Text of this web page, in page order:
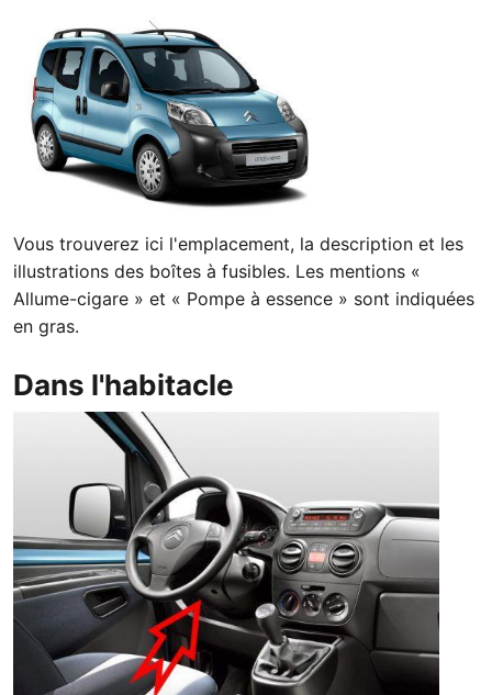
Vous trouverez ici l'emplacement, la description et les
illustrations des boîtes à fusibles. Les mentions «
Allume-cigare » et « Pompe à essence » sont indiquées
en gras.
Dans l'habitacle